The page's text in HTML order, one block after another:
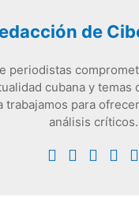
de
periodistas
cubana y temas
trabajamos para
análisis críticos.